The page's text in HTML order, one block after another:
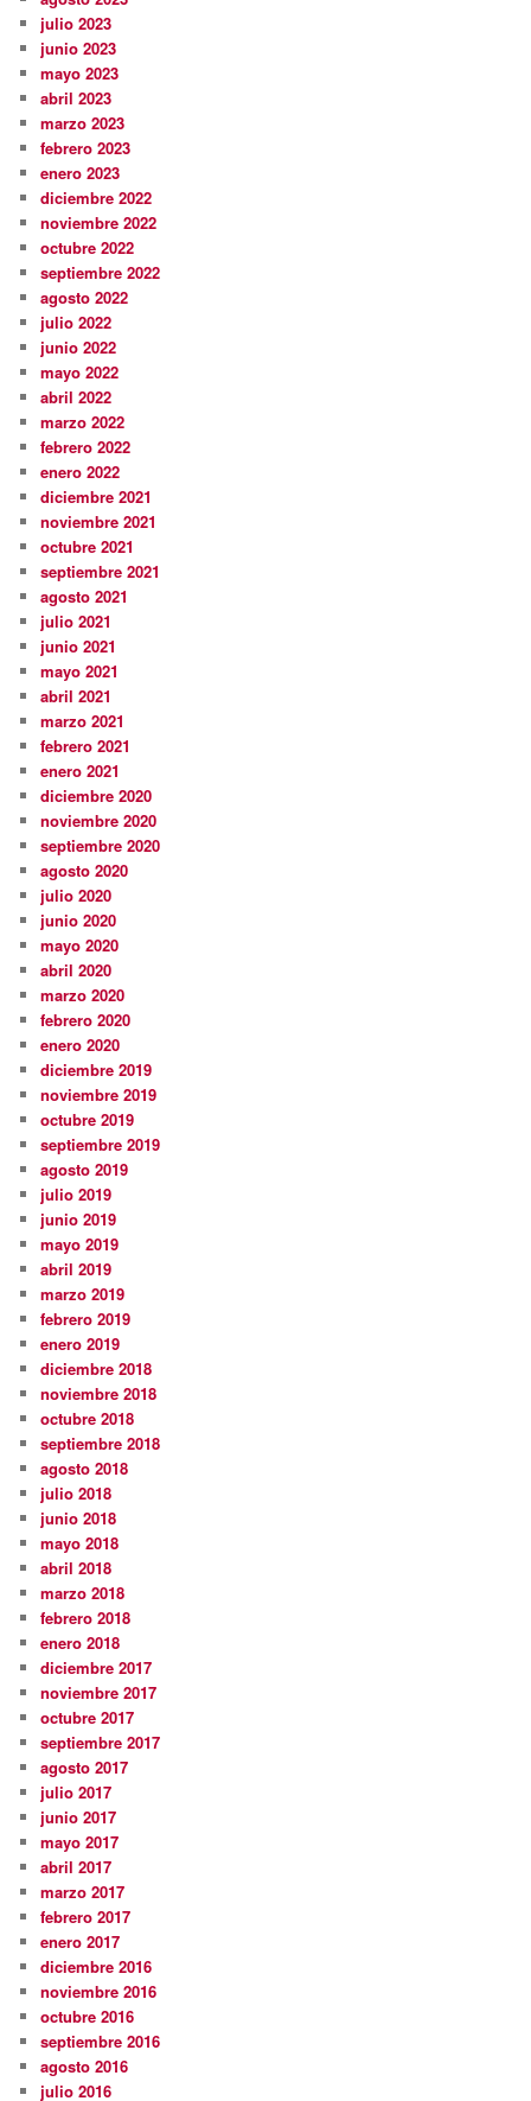
julio 2023
junio 2023
mayo 2023
abril 2023
marzo 2023
febrero 2023
enero 2023
diciembre 2022
noviembre 2022
octubre 2022
septiembre 2022
agosto 2022
julio 2022
junio 2022
mayo 2022
abril 2022
marzo 2022
febrero 2022
enero 2022
diciembre 2021
noviembre 2021
octubre 2021
septiembre 2021
agosto 2021
julio 2021
junio 2021
mayo 2021
abril 2021
marzo 2021
febrero 2021
enero 2021
diciembre 2020
noviembre 2020
septiembre 2020
agosto 2020
julio 2020
junio 2020
mayo 2020
abril 2020
marzo 2020
febrero 2020
enero 2020
diciembre 2019
noviembre 2019
octubre 2019
septiembre 2019
agosto 2019
julio 2019
junio 2019
mayo 2019
abril 2019
marzo 2019
febrero 2019
enero 2019
diciembre 2018
noviembre 2018
octubre 2018
septiembre 2018
agosto 2018
julio 2018
junio 2018
mayo 2018
abril 2018
marzo 2018
febrero 2018
enero 2018
diciembre 2017
noviembre 2017
octubre 2017
septiembre 2017
agosto 2017
julio 2017
junio 2017
mayo 2017
abril 2017
marzo 2017
febrero 2017
enero 2017
diciembre 2016
noviembre 2016
octubre 2016
septiembre 2016
agosto 2016
julio 2016